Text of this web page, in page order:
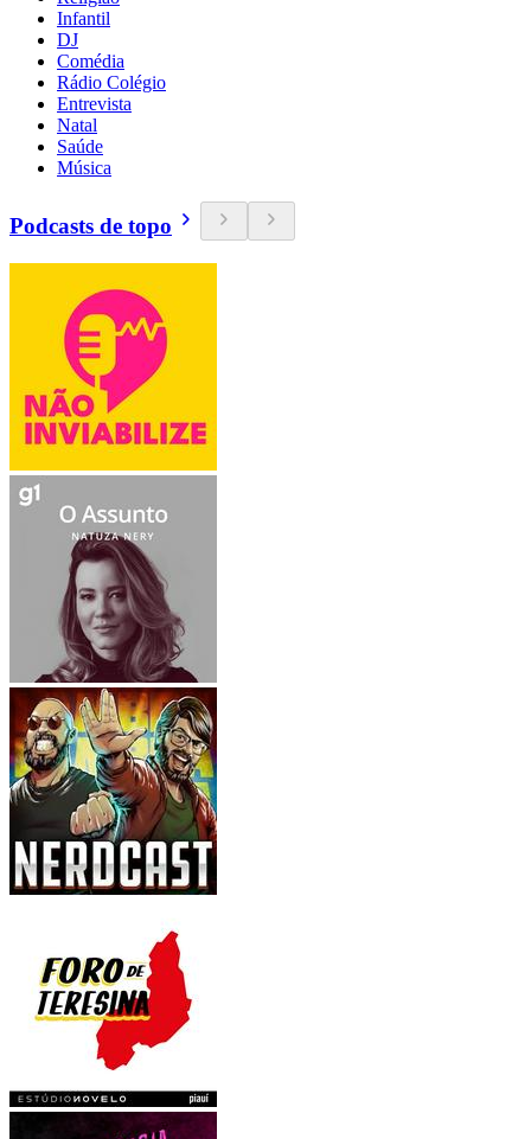
Infantil
DJ
Comédia
Rádio Colégio
Entrevista
Natal
Saúde
Música
Podcasts de topo